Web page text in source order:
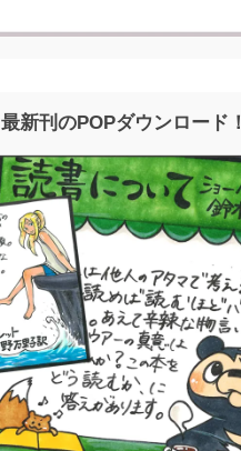
最新刊のPOPダウンロード！